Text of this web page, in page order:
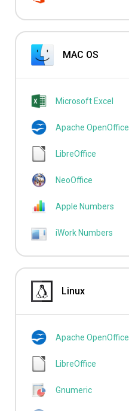
MAC OS
Microsoft Excel
Apache OpenOffice
LibreOffice
NeoOffice
Apple Numbers
iWork Numbers
Linux
Apache OpenOffice
LibreOffice
Gnumeric